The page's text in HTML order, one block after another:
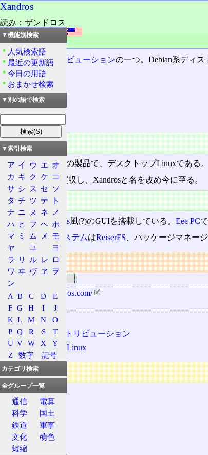
Xandros
読み：ザンドロス
外語：Xandros
品詞：商品名
Linuxディストリビューションの一つ。Debian系ディス
目次
概要
特徴
概要
カナダXandros社の製品で、デスクトップLinuxである。
Corel LINUXを買収し、Xandrosと名を改め今に至る。
特徴
Microsoft Windows風(?)のGUIを搭載している。Eee PC
標準ファイルシステムはReiserFS 、パッケージマネー
リンク
関連するリンク
http://www.xandros.com/
用語の所属
Linux
Linuxディストリビューション
Debian GNU/Linux
広告
▼機能別検索
人気検索語
最近の更新語
今日の用語
おまかせ検索
▼別の語で検索
▼索引検索
ア イ ウ エ オ
カ キ ク ケ コ
サ シ ス セ ソ
タ チ ツ テ
ト
ナ ニ ヌ ネ
ノ
ハ ヒ フ ヘ ホ
マ ミ ム メ
モ
ヤ
ユ
ヨ
ラ
リ ル レ ロ
ワ ヰ ヴ ヱ
ヲ
ン
A B C D
E
F G H I
J
K L M N
O
P Q R S
T
U V W X
Y
Z
数字 記号
カテゴリ検索
全グループ一覧
通信
電算
科学
国土
鉄道
軍事
文化
萌色
短縮